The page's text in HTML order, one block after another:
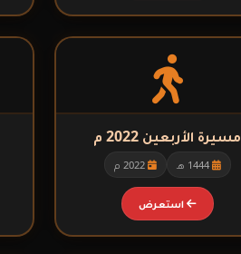
قائمة الموقع
مركز الكوثر الثقافي التعليمي
مسيرة الأربعين 2022 م
1444 هـ 2022 م
استعرض